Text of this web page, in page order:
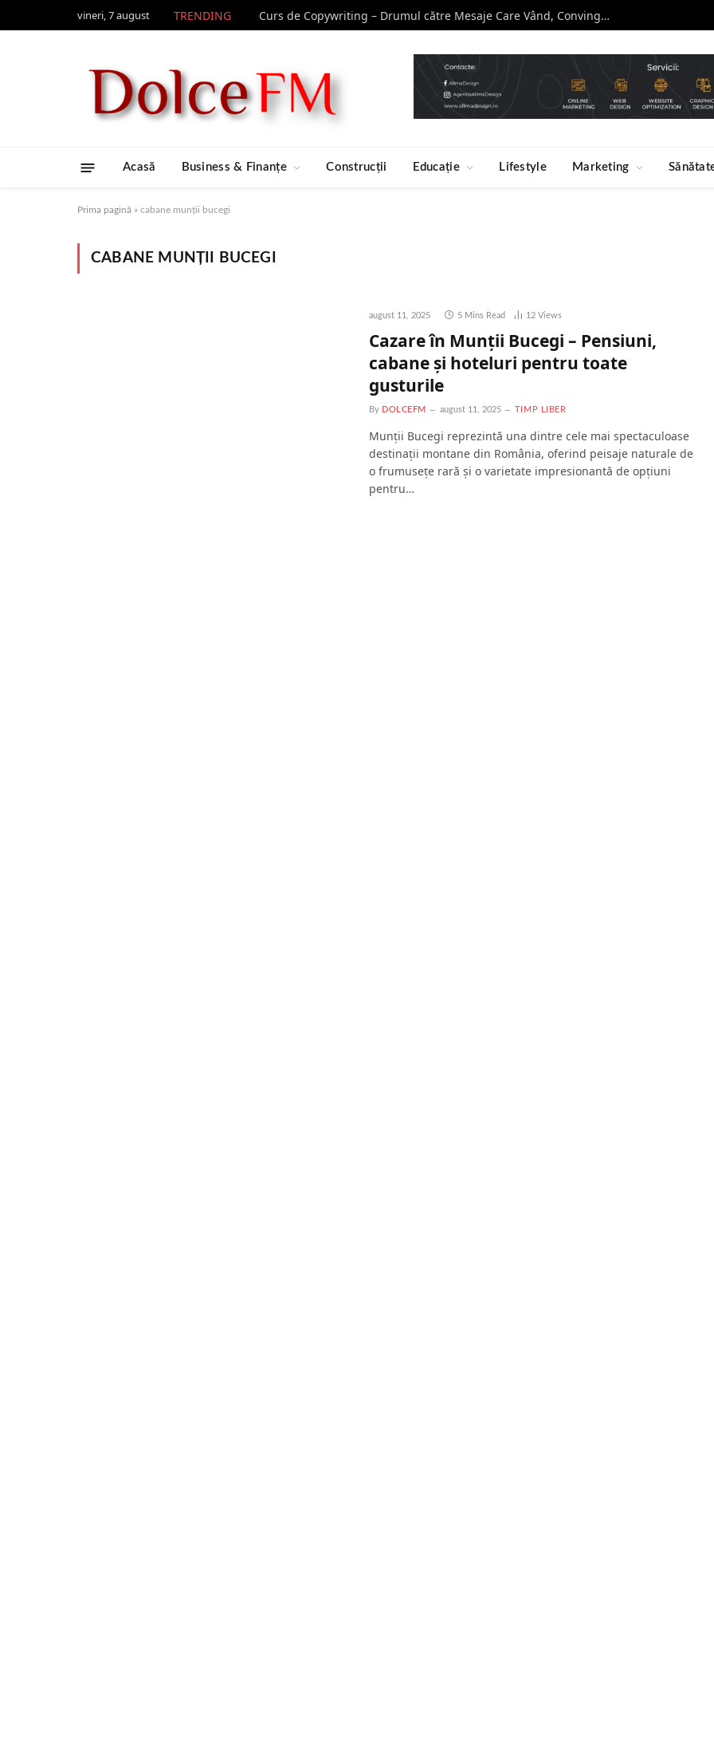
vineri, 7 august TRENDING Curs de Copywriting – Drumul către Mesaje Care Vând, Conving și Construiesc Branduri Puternice
Acasă Business & Finanțe Construcții Educație Lifestyle Marketing
Prima pagină » cabane munții bucegi
CABANE MUNȚII BUCEGI
august 11, 2025 5 Mins Read 12 Views
Cazare în Munții Bucegi – Pensiuni,
cabane și hoteluri pentru toate
gusturile
By DOLCEFM august 11, 2025 TIMP LIBER
Munții Bucegi reprezintă una dintre cele mai spectaculoase
destinații montane din România, oferind peisaje naturale de
o frumusețe rară și o varietate impresionantă de opțiuni
pentru…